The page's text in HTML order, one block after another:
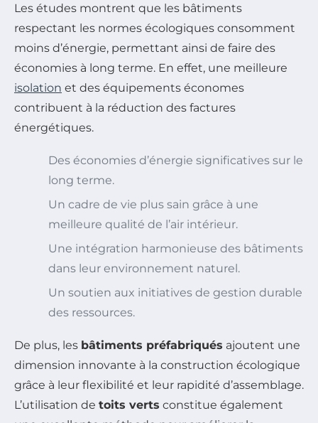
Les études montrent que les bâtiments
respectant les normes écologiques consomment
moins d’énergie, permettant ainsi de faire des
économies à long terme. En effet, une meilleure
isolation et des équipements économes
contribuent à la réduction des factures
énergétiques.
Des économies d’énergie significatives sur le
long terme.
Un cadre de vie plus sain grâce à une
meilleure qualité de l’air intérieur.
Une intégration harmonieuse des bâtiments
dans leur environnement naturel.
Un soutien aux initiatives de gestion durable
des ressources.
De plus, les bâtiments préfabriqués ajoutent une
dimension innovante à la construction écologique
grâce à leur flexibilité et leur rapidité d’assemblage.
L’utilisation de toits verts constitue également